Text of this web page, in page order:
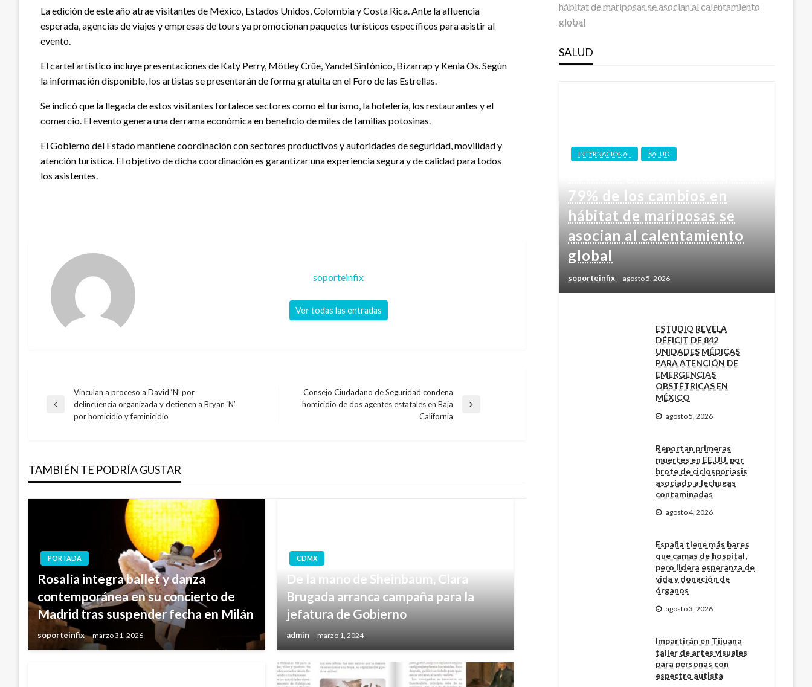
La edición de este año atrae visitantes de México, Estados Unidos, Colombia y Costa Rica. Ante la afluencia
esperada, agencias de viajes y empresas de tours ya promocionan paquetes turísticos específicos para asistir al
evento.
El cartel artístico incluye presentaciones de Katy Perry, Mötley Crüe, Yandel Sinfónico, Bizarrap y Kenia Os. Según
la información disponible, los artistas se presentarán de forma gratuita en el Foro de las Estrellas.
Se indicó que la llegada de estos visitantes fortalece sectores como el turismo, la hotelería, los restaurantes y el
comercio. El evento genera una derrama económica en beneficio de miles de familias potosinas.
El Gobierno del Estado mantiene coordinación con sectores productivos y autoridades de seguridad, movilidad y
atención turística. El objetivo de dicha coordinación es garantizar una experiencia segura y de calidad para todos
los asistentes.
soporteinfix
Ver todas las entradas
Navegación
entradas
Entrada
anterior
Vinculan a proceso a David ‘N’ por
delincuencia organizada y detienen a Bryan ‘N’
por homicidio y feminicidio
Entrada
Consejo Ciudadano de Seguridad condena
homicidio de dos agentes estatales en Baja
California
TAMBIÉN TE PODRÍA GUSTAR
PORTADA
Rosalía integra ballet y danza
contemporánea en su concierto de
Madrid tras suspender fecha en Milán
soporteinfix marzo 31, 2026
CDMX
De la mano de Sheinbaum, Clara
Brugada arranca campaña para la
jefatura de Gobierno
admin marzo 1, 2024
hábitat de mariposas se asocian al calentamiento
global
SALUD
INTERNACIONAL SALUD
79% de los cambios en
hábitat de mariposas se
asocian al calentamiento
global
soporteinfix agosto 5, 2026
ESTUDIO REVELA
DÉFICIT DE 842
UNIDADES MÉDICAS
PARA ATENCIÓN DE
EMERGENCIAS
OBSTÉTRICAS EN
MÉXICO
agosto 5, 2026
Reportan primeras
muertes en EE.UU. por
brote de ciclosporiasis
asociado a lechugas
contaminadas
agosto 4, 2026
España tiene más bares
que camas de hospital,
pero lidera esperanza de
vida y donación de
órganos
agosto 3, 2026
Impartirán en Tijuana
taller de artes visuales
para personas con
espectro autista